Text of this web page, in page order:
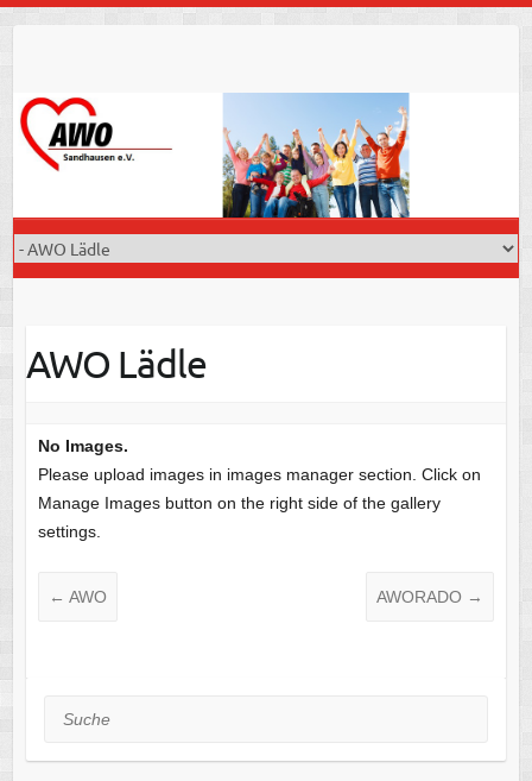
AWO Lädle
No Images.
Please upload images in images manager section. Click on
Manage Images button on the right side of the gallery
settings.
← AWO AWORADO →
Suche